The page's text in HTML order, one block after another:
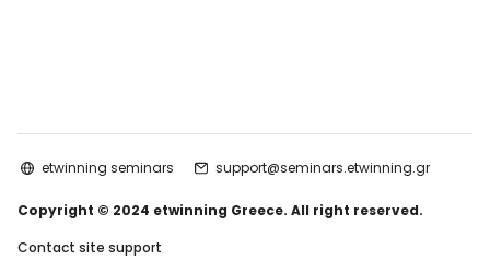
etwinning seminars support@seminars.etwinning.gr
Copyright © 2024 etwinning Greece. All right reserved.
Contact site support